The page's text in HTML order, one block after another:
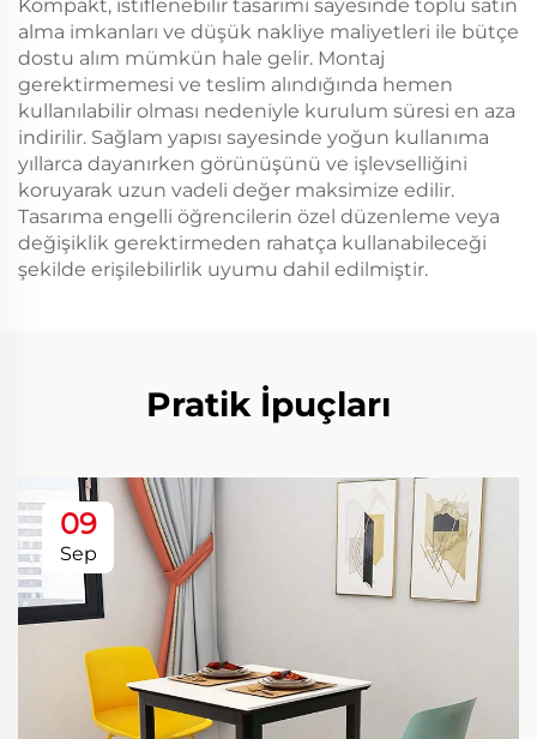
Kompakt, istiflenebilir tasarımı sayesinde toplu satın
alma imkanları ve düşük nakliye maliyetleri ile bütçe
dostu alım mümkün hale gelir. Montaj
gerektirmemesi ve teslim alındığında hemen
kullanılabilir olması nedeniyle kurulum süresi en aza
indirilir. Sağlam yapısı sayesinde yoğun kullanıma
yıllarca dayanırken görünüşünü ve işlevselliğini
koruyarak uzun vadeli değer maksimize edilir.
Tasarıma engelli öğrencilerin özel düzenleme veya
değişiklik gerektirmeden rahatça kullanabileceği
şekilde erişilebilirlik uyumu dahil edilmiştir.
Pratik İpuçları
09
Sep